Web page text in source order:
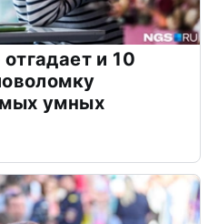
и 10
умных